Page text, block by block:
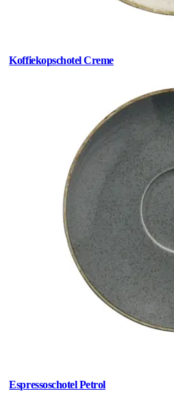
Koffiekopschotel Creme
Espressoschotel Petrol